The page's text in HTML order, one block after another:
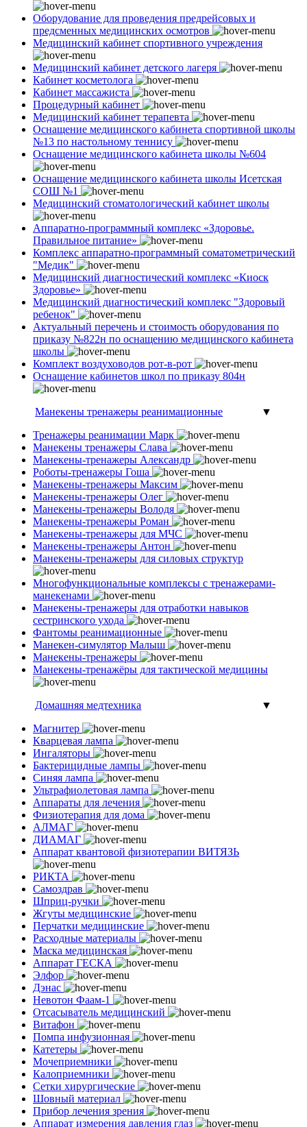
Оборудование для проведения предрейсовых и
предсменных медицинских осмотров
Медицинский кабинет спортивного учреждения
Медицинский кабинет детского лагеря
Кабинет косметолога
Кабинет массажиста
Процедурный кабинет
Медицинский кабинет терапевта
Оснащение медицинского кабинета спортивной школы
№13 по настольному теннису
Оснащение медицинского кабинета школы №604
Оснащение медицинского кабинета школы Исетская
СОШ №1
Медицинский стоматологический кабинет школы
Аппаратно-программный комплекс «Здоровье.
Правильное питание»
Комплекс аппаратно-программный соматометрический
"Медик"
Медицинский диагностический комплекс «Киоск
Здоровье»
Медицинский диагностический комплекс "Здоровый
ребенок"
Актуальный перечень и стоимость оборудования по
приказу №822н по оснащению медицинского кабинета
школы
Комплект воздуховодов рот-в-рот
Оснащение кабинетов школ по приказу 804н
Манекены тренажеры реанимационные
▼
Тренажеры реанимации Марк
Манекены тренажеры Слава
Манекены-тренажеры Александр
Роботы-тренажеры Гоша
Манекены-тренажеры Максим
Манекены-тренажеры Олег
Манекены-тренажеры Володя
Манекены-тренажеры Роман
Манекены-тренажеры для МЧС
Манекены-тренажеры Антон
Манекены-тренажеры для силовых структур
Многофункциональные комплексы с тренажерами-
манекенами
Манекены-тренажеры для отработки навыков
сестринского ухода
Фантомы реанимационные
Манекен-симулятор Малыш
Манекены-тренажеры
Манекены-тренажёры для тактической медицины
Домашняя медтехника
▼
Магнитер
Кварцевая лампа
Ингаляторы
Бактерицидные лампы
Синяя лампа
Ультрафиолетовая лампа
Аппараты для лечения
Физиотерапия для дома
АЛМАГ
ДИАМАГ
Аппарат квантовой физиотерапии ВИТЯЗЬ
РИКТА
Самоздрав
Шприц-ручки
Жгуты медицинские
Перчатки медицинские
Расходные материалы
Маска медицинская
Аппарат ГЕСКА
Элфор
Дэнас
Невотон Фаам-1
Отсасыватель медицинский
Витафон
Помпа инфузионная
Катетеры
Мочеприемники
Калоприемники
Сетки хирургические
Шовный материал
Прибор лечения зрения
Аппарат измерения давления глаз